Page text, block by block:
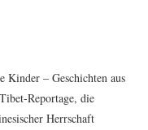
Kinder – Geschichten aus
Reportage, die
Herrschaft